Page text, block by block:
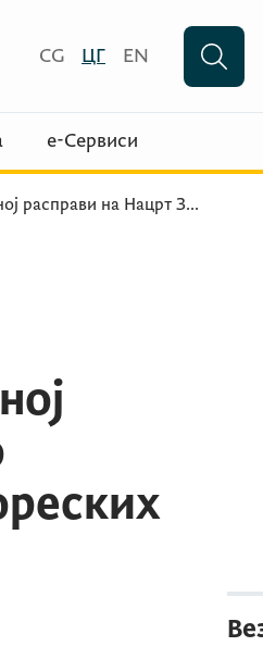
CG ЦГ EN
е-Сервиси
расправи на Нацрт З...